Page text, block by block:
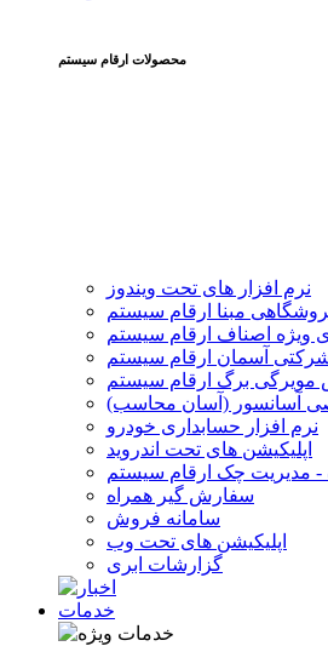
محصولات ارقام سیستم
نرم افزار های تحت ویندوز
مبنا ارقام سیستم
ویژه اصناف ارقام سیستم
شرکتی آسمان ارقام سیستم
برگ ارقام سیستم
آسانسور (آسان محاسب)
نرم افزار حسابداری خودرو
اپلیکیشن های تحت اندروید
- مدیریت چک ارقام سیستم
سفارش گیر همراه
سامانه فروش
اپلیکیشن های تحت وب
گزارشات ابری
خدمات